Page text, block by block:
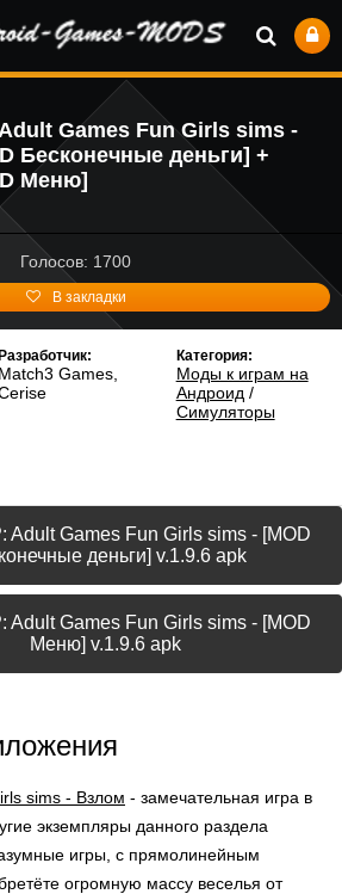
Games Fun Girls sims -
Бесконечные деньги] +
Меню]
Голосов: 1700
В закладки
Разработчик:
Match3 Games,
Категория:
Моды к играм на
Андроид /
Симуляторы
Adult Games Fun Girls sims - [MOD
деньги] v.1.9.6 apk
Adult Games Fun Girls sims - [MOD
Меню] v.1.9.6 apk
sims - Взлом - замечательная игра в
экземпляры данного раздела
игры, с прямолинейным
огромную массу веселья от